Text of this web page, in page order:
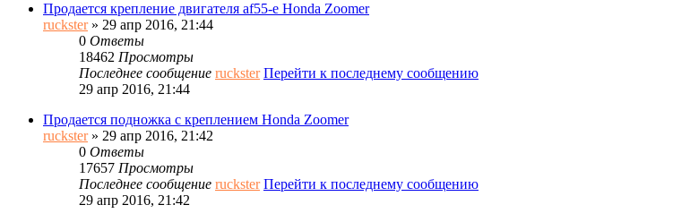
Продается крепление двигателя af55-e Honda Zoomer
ruckster» 29 апр 2016, 21:44
0 Ответы
18462 Просмотры
Последнее сообщение ruckster Перейти к последнему сообщению
29 апр 2016, 21:44
Продается подножка с креплением Honda Zoomer
ruckster» 29 апр 2016, 21:42
0 Ответы
17657 Просмотры
Последнее сообщение ruckster Перейти к последнему сообщению
29 апр 2016, 21:42